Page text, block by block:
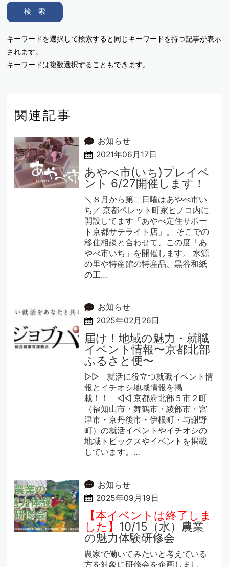
キーワードを選択して検索すると同じキーワードを持つ記事が表示
されます。
キーワードは複数選択することもできます。
検 索
関連記事
お知らせ
2021年06月17日
あやべ市(いち)プレイベ
ント 6/27開催します！
＼８月から第二日曜はあやべ市い
ち／ 京都ペレット町家ヒノコ内に
開設してます「あやべ定住サポー
ト京都サテライト店」。 そこでの
移住相談と合わせて、この度「あ
やべ市いち」を開催します。 水源
の里や特産館の特産品、黒谷和紙
の工…
お知らせ
2025年02月26日
届け！地域の魅力・就職
イベント情報〜京都北部
ふるさと便〜
▷▷ 就活に役立つ就職イベント情
報とイチオシ地域情報を掲
載！！ ◁◁ 京都府北部５市２町
（福知山市・舞鶴市・綾部市・宮
津市・京丹後市・伊根町・与謝野
町）の就活イベントやイチオシの
地域トピックスやイベントを掲載
しています。…
お知らせ
2025年09月19日
【本イベントは終了しま
した】 10/15（水）農業
の魅力体験研修会
農家で働いてみたいと考えている
方を対象に研修会を企画しまし